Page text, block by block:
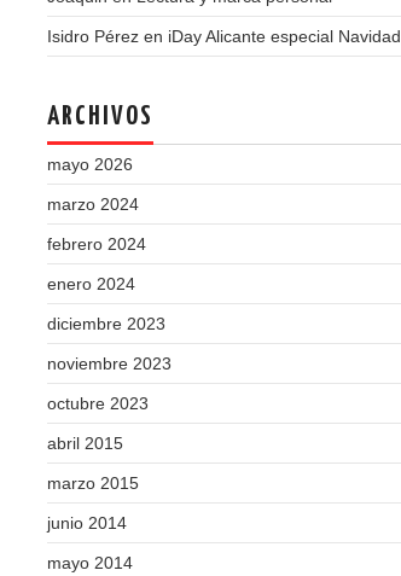
Isidro Pérez en iDay Alicante especial Navidad
ARCHIVOS
mayo 2026
marzo 2024
febrero 2024
enero 2024
diciembre 2023
noviembre 2023
octubre 2023
abril 2015
marzo 2015
junio 2014
mayo 2014